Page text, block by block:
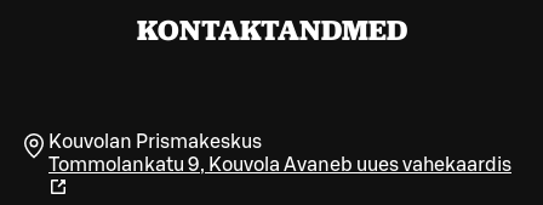
KONTAKTANDMED
Kouvolan Prismakeskus
Tommolankatu 9, Kouvola Avaneb uues vahekaardis